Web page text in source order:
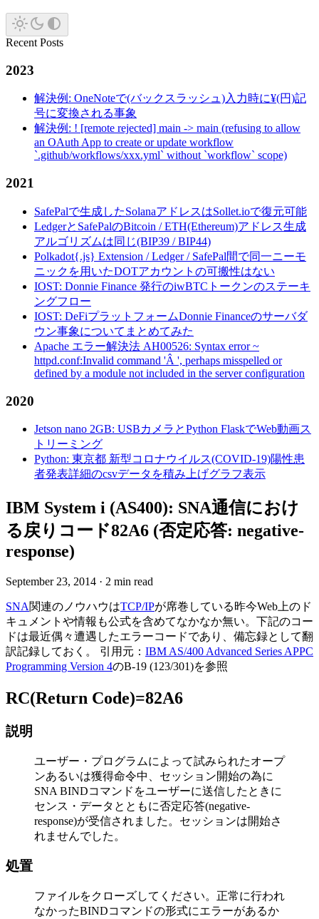
Recent Posts
2023
解決例: OneNoteで(バックスラッシュ)入力時に¥(円)記
号に変換される事象
解決例: ! [remote rejected] main -> main (refusing to allow
an OAuth App to create or update workflow
`.github/workflows/xxx.yml` without `workflow` scope)
2021
SafePalで生成したSolanaアドレスはSollet.ioで復元可能
LedgerとSafePalのBitcoin / ETH(Ethereum)アドレス生成
アルゴリズムは同じ(BIP39 / BIP44)
Polkadot{.js} Extension / Ledger / SafePal間で同一ニーモ
ニックを用いたDOTアカウントの可搬性はない
IOST: Donnie Finance 発行のiwBTCトークンのステーキ
ングフロー
IOST: DeFiプラットフォームDonnie Financeのサーバダ
ウン事象についてまとめてみた
Apache エラー解決法 AH00526: Syntax error ~
httpd.conf:Invalid command 'Â ', perhaps misspelled or
defined by a module not included in the server configuration
2020
Jetson nano 2GB: USBカメラとPython FlaskでWeb動画ス
トリーミング
Python: 東京都 新型コロナウイルス(COVID-19)陽性患
者発表詳細のcsvデータを積み上げグラフ表示
IBM System i (AS400): SNA通信におけ
る戻りコード82A6 (否定応答: negative-
response)
September 23, 2014 · 2 min read
SNA関連のノウハウはTCP/IPが席巻している昨今Web上のド
キュメントや情報も公式を含めてなかなか無い。下記のコー
ドは最近偶々遭遇したエラーコードであり、備忘録として翻
訳記録しておく。 引用元： IBM AS/400 Advanced Series APPC
Programming Version 4のB-19 (123/301)を参照
RC(Return Code)=82A6
説明
ユーザー・プログラムによって試みられたオープ
ンあるいは獲得命令中、セッション開始の為に
SNA BINDコマンドをユーザーに送信したときに
センス・データとともに否定応答(negative-
response)が受信されました。セッションは開始さ
れませんでした。
処置
ファイルをクローズしてください。正常に行われ
なかったBINDコマンドの形式にエラーがあるか